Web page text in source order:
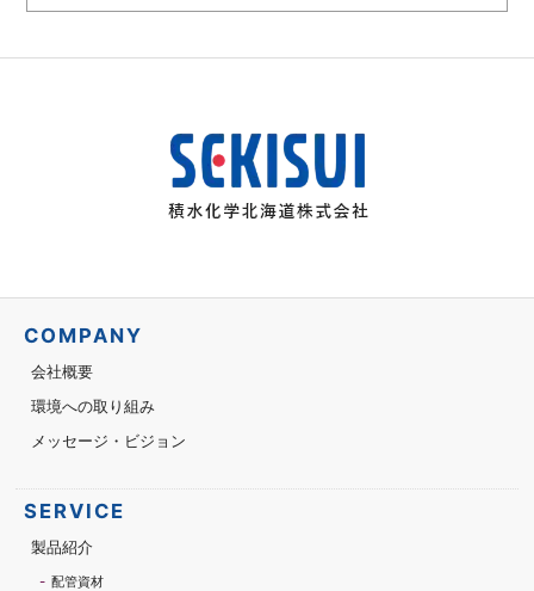
COMPANY
会社概要
環境への取り組み
メッセージ・ビジョン
SERVICE
製品紹介
配管資材